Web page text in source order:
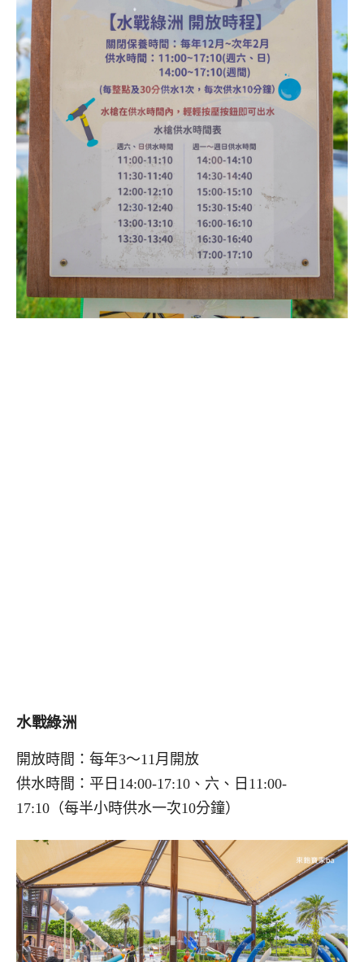
水戰綠洲
開放時間：每年3～11月開放
供水時間：平日14:00-17:10、六、日11:00-
17:10（每半小時供水一次10分鐘）